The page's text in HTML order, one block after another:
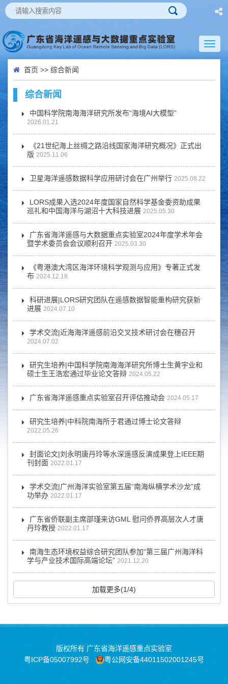
Toggle
首页 >> 综合新闻
综合新闻
中国科学院南海海洋研究所发布“海境AI大模型”
2026.01.21
《21世纪海上丝绸之路沿线国家海洋研究概况》正式出
版 2025.11.06
卫星海洋遥感数据科学应用研讨会在广州举行 2025.08.22
LORS成果入选2024年度国家自然科学基金委资助成果
巡礼和中国海洋与湖沼十大科技进展 2025.05.30
广东省海洋遥感与大数据重点实验室2024年度学术年会
暨学术委员会会议顺利召开 2025.03.30
《粤港澳大湾区海洋环境科学观测与应用》专著正式发
布 2024.12.18
科研进展|LORS研究团队在遥感数据智能重构研究获新
进展 2024.07.10
学术交流|近海海洋遥感前沿交叉技术研讨会在穗召开
2024.07.02
研究生培养|中国科学院南海海洋研究所博士生黄宇业和
硕士生王浩宏通过毕业论文答辩 2024.05.22
广东省海洋遥感重点实验室召开评估推动会 2024.05.17
研究生培养|中科院南海所于君通过博士论文答辩
2022.05.26
封面论文|刘永明唐丹玲等水深遥感反演成果登上IEEE期
刊封面 2022.01.17
学术交流|广州海洋实验室第五届“南海纵横学术沙龙”成
功举办 2022.01.17
广东省侨联副主席邵瑾来访GML 慰问侨界高层次人才唐
丹玲教授 2022.01.17
南海生态环境权益综合研究团队参加“第三届广州海洋科
学与产业技术国际高端论坛” 2021.12.20
加载更多(1/4)
版权所有 广东省海洋遥感重点实验室
粤ICP备05007992号
粤公网安备44011502001245号